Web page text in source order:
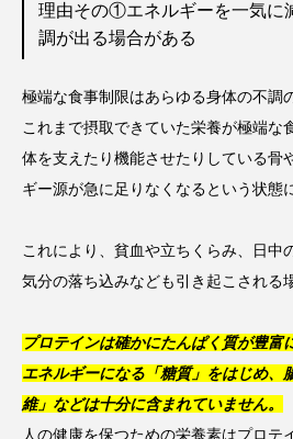
理由その①エネルギーを一気に
調が出る場合がある
極端な食事制限はあらゆる身体の不調
これまで摂取できていた栄養が極端な
体を支えたり機能させたりしている骨
ギー源が急に足りなくなるという状態
これにより、貧血や立ちくらみ、日中
気分の落ち込みなども引き起こされる
プロテインは確かにたんぱく質が豊富
エネルギーになる「糖質」をはじめ、
維」などは十分に含まれていません。
人の健康を保つための栄養素はプロテ